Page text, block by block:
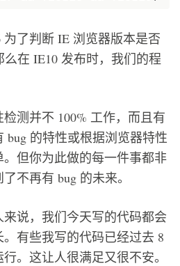
了判断 IE 浏览器版本是否
在 IE10 发布时，我们的程
测并不 100% 工作，而且有
bug 的特性或根据浏览器特性
但你为此做的每一件事都非
不再有 bug 的未来。
说，我们今天写的代码都会
有些我写的代码已经过去 8
。这让人很满足又很不安。